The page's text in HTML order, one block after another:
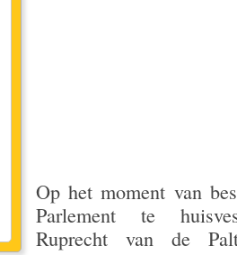
Op het moment van
Parlement te
Ruprecht van de